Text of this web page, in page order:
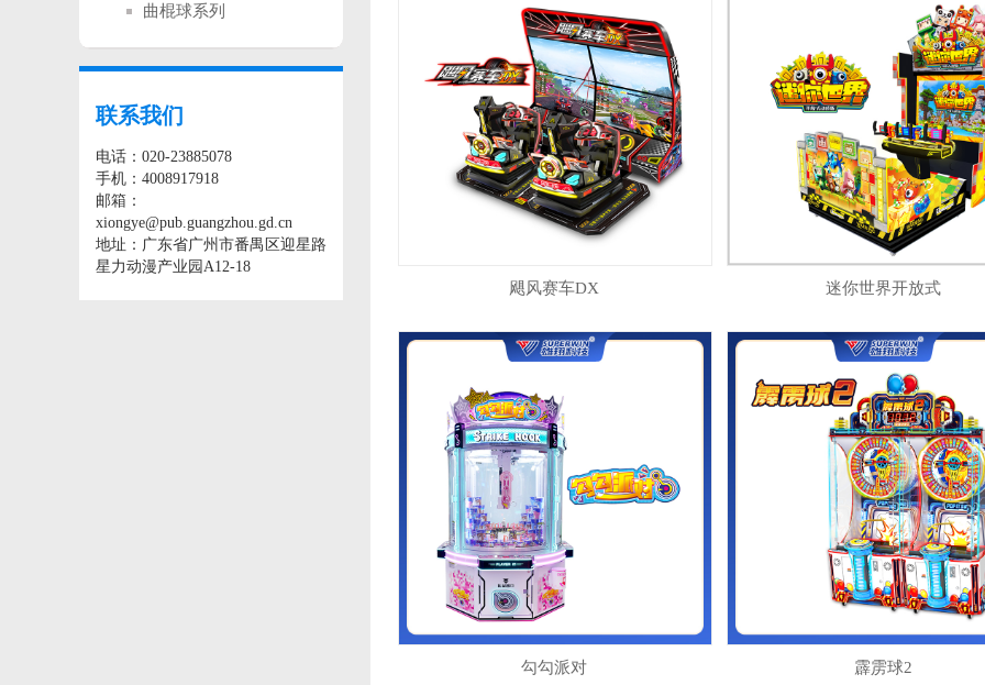
曲棍球系列
联系我们
电话：020-23885078
手机：4008917918
邮箱：
xiongye@pub.guangzhou.gd.cn
地址：广东省广州市番禺区迎星路
星力动漫产业园A12-18
飓风赛车DX 迷你世界开放式
勾勾派对 霹雳球2